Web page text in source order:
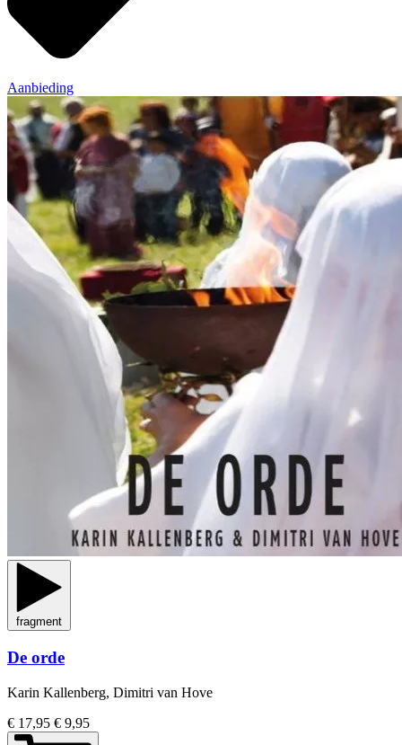
Aanbieding
fragment
De orde
Karin Kallenberg, Dimitri van Hove
€ 17,95 € 9,95